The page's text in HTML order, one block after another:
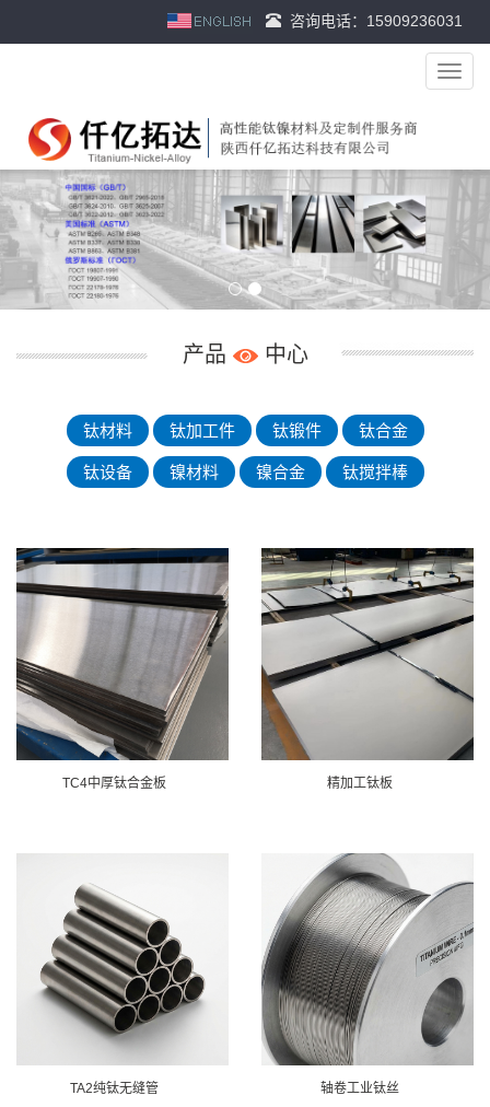
咨询电话：15909236031
导
航
产品 中心
钛材料 钛加工件 钛锻件 钛合金
钛设备 镍材料 镍合金 钛搅拌棒
TC4中厚钛合金板 精加工钛板
TA2纯钛无缝管 轴卷工业钛丝